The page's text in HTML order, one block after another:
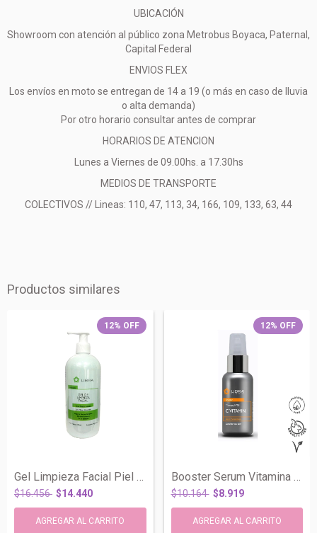
UBICACIÓN
Showroom con atención al público zona Metrobus Boyaca, Paternal,
Capital Federal
ENVIOS FLEX
Los envíos en moto se entregan de 14 a 19 (o más en caso de lluvia
o alta demanda)
Por otro horario consultar antes de comprar
HORARIOS DE ATENCION
Lunes a Viernes de 09.00hs. a 17.30hs
MEDIOS DE TRANSPORTE
COLECTIVOS // Lineas: 110, 47, 113, 34, 166, 109, 133, 63, 44
Productos similares
12% OFF
$16.456 $14.440
12% OFF
$10.164 $8.919